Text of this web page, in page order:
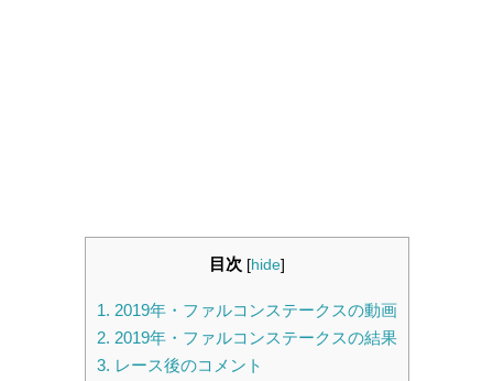
目次 [hide]
1. 2019年・ファルコンステークスの動画
2. 2019年・ファルコンステークスの結果
3. レース後のコメント